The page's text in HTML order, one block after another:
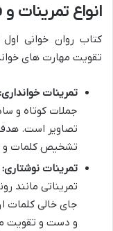
انواع تمرینات
کتاب روان خوانی
تقویت مهارت های
تمرینات خوانداری:
جملات کوتاه و
تصاویر است.
تشخیص کلمات و
تمرینات نوشتاری:
تمریناتی مانند
جای خالی کلمات
و دست و تقویت